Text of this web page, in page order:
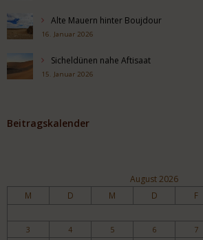
Alte Mauern hinter Boujdour
16. Januar 2026
Sicheldünen nahe Aftisaat
15. Januar 2026
Beitragskalender
August 2026
M D M D F
3
4 5 6 7